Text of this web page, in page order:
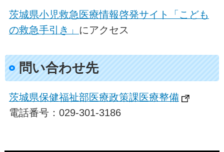
茨城県小児救急医療情報啓発サイト「こども
の救急手引き」 にアクセス
問い合わせ先
茨城県保健福祉部医療政策課医療整備
電話番号：029-301-3186